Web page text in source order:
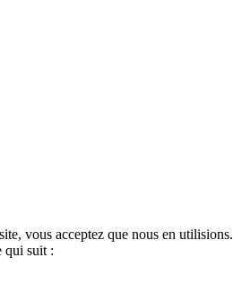
vous acceptez que nous en utilisions.
qui suit :